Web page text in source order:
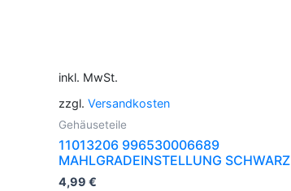
inkl. MwSt.
zzgl. Versandkosten
Gehäuseteile
11013206 996530006689
MAHLGRADEINSTELLUNG SCHWARZ
4,99 €